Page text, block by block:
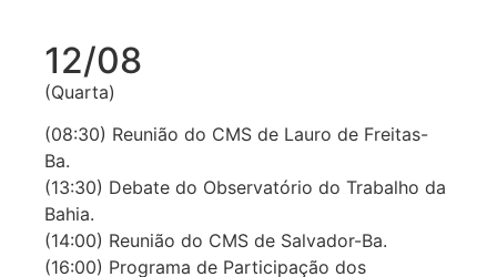
12/08
(Quarta)
(08:30) Reunião do CMS de Lauro de Freitas-
Ba.
(13:30) Debate do Observatório do Trabalho da
Bahia.
(14:00) Reunião do CMS de Salvador-Ba.
(16:00) Programa de Participação dos